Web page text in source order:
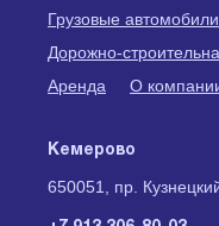
Грузовые автомобили
Дорожно-
Аренда
О
Кемерово
650051, пр.